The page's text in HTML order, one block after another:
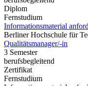
Diplom
Fernstudium
Informationsmaterial
Berliner Hochschule für
Qualitätsmanager/-in
3 Semester
berufsbegleitend
Zertifikat
Fernstudium